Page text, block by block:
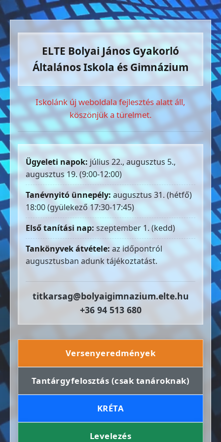
ELTE Bolyai János Gyakorló
Általános Iskola és Gimnázium
Iskolánk új weboldala fejlesztés alatt áll,
köszönjük a türelmet.
Ügyeleti napok: július 22., augusztus 5.,
augusztus 19. (9:00-12:00)
Tanévnyitó ünnepély: augusztus 31. (hétfő)
18:00 (gyülekező 17:30-17:45)
Első tanítási nap: szeptember 1. (kedd)
Tankönyvek átvétele: az időpontról
augusztusban adunk tájékoztatást.
titkarsag@bolyaigimnazium.elte.hu
+36 94 513 680
Versenyeredmények
Tantárgyfelosztás (csak tanároknak)
KRÉTA
Levelezés